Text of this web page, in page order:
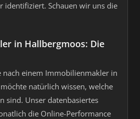
identifiziert. Schauen wir uns die
in Hallbergmoos: Die
nach einem Immobilienmakler in
natürlich wissen, welche
sind. Unser datenbasiertes
die Online-Performance